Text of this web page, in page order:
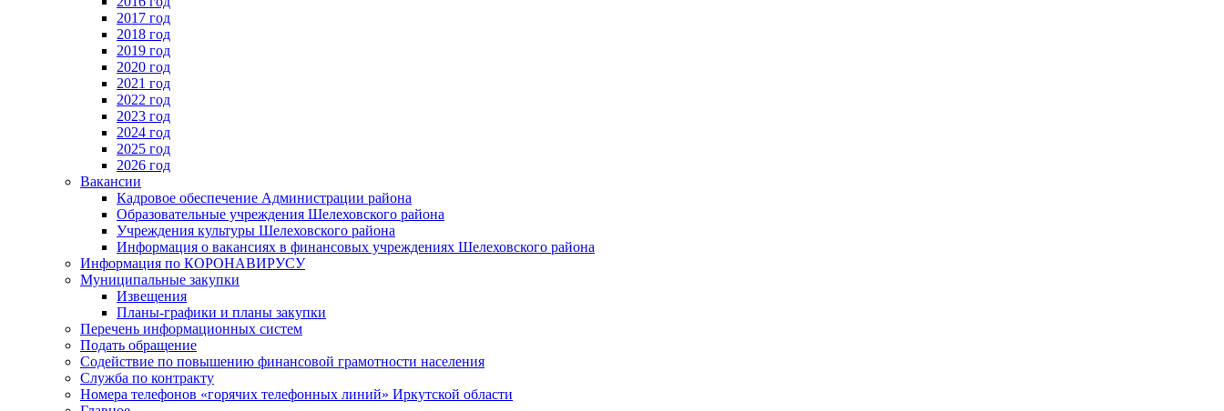
2017 год
2018 год
2019 год
2020 год
2021 год
2022 год
2023 год
2024 год
2025 год
2026 год
Вакансии
Кадровое обеспечение Администрации района
Образовательные учреждения Шелеховского района
Учреждения культуры Шелеховского района
Информация о вакансиях в финансовых учреждениях Шелеховского района
Информация по КОРОНАВИРУСУ
Муниципальные закупки
Извещения
Планы-графики и планы закупки
Перечень информационных систем
Подать обращение
Содействие по повышению финансовой грамотности населения
Служба по контракту
Номера телефонов «горячих телефонных линий» Иркутской области